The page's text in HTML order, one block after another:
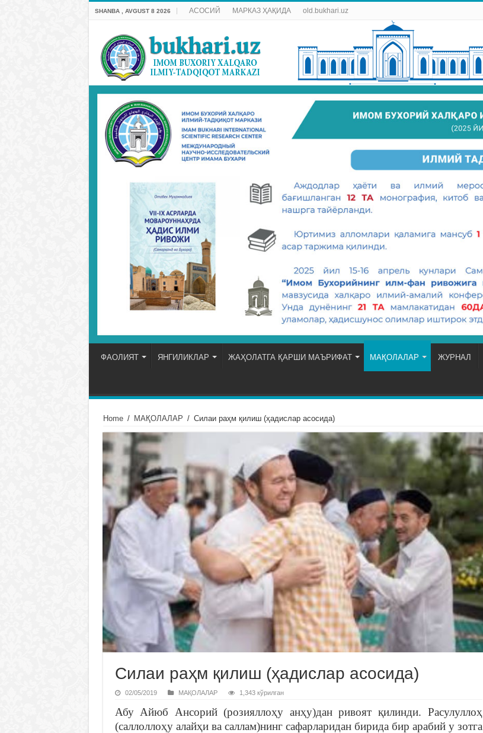
SHANBA , AVGUST 8 2026 АСОСИЙ МАРКАЗ ҲАҚИДА old.bukhari.uz
ФАОЛИЯТ ЯНГИЛИКЛАР ЖАҲОЛАТГА ҚАРШИ МАЪРИФАТ МАҚОЛАЛАР ЖУРНАЛ
Home / МАҚОЛАЛАР / Силаи раҳм қилиш (ҳадислар асосида)
Силаи раҳм қилиш (ҳадислар асосида)
02/05/2019 МАҚОЛАЛАР 1,343 кўрилган
Абу Айюб Ансорий (розияллоҳу анҳу)дан ривоят қилинди. Расулуллоҳ
(саллоллоҳу алайҳи ва саллам)нинг сафарларидан бирида бир арабий у зотга